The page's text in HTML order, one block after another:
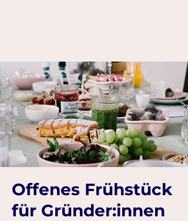
Offenes Frühstück
für Gründer:innen